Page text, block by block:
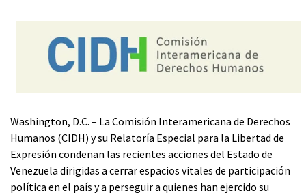
Washington, D.C. – La Comisión Interamericana de Derechos
Humanos (CIDH) y su Relatoría Especial para la Libertad de
Expresión condenan las recientes acciones del Estado de
Venezuela dirigidas a cerrar espacios vitales de participación
política en el país y a perseguir a quienes han ejercido su